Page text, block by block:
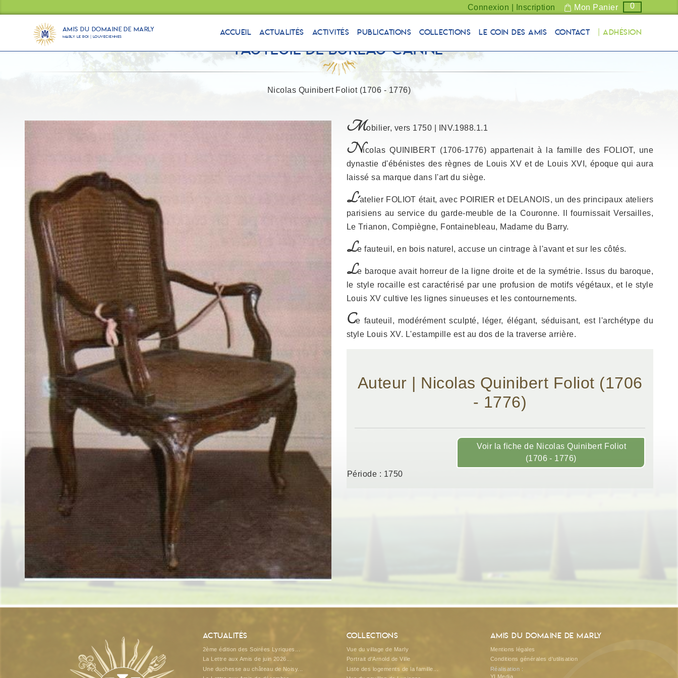
Connexion | Inscription Mon Panier 0
Amis du Domaine de Marly
Marly Le Roi | Louveciennes
Accueil Actualités Activités Publications Collections Le coin des Amis Contact | Adhésion
Fauteuil de bureau canné
Nicolas Quinibert Foliot (1706 - 1776)
Mobilier, vers 1750 | INV.1988.1.1
Nicolas QUINIBERT (1706-1776) appartenait à la famille des FOLIOT, une
dynastie d'ébénistes des règnes de Louis XV et de Louis XVI, époque qui aura
laissé sa marque dans l'art du siège.
L'atelier FOLIOT était, avec POIRIER et DELANOIS, un des principaux ateliers
parisiens au service du garde-meuble de la Couronne. Il fournissait Versailles,
Le Trianon, Compiègne, Fontainebleau, Madame du Barry.
Le fauteuil, en bois naturel, accuse un cintrage à l'avant et sur les côtés.
Le baroque avait horreur de la ligne droite et de la symétrie. Issus du baroque,
le style rocaille est caractérisé par une profusion de motifs végétaux, et le style
Louis XV cultive les lignes sinueuses et les contournements.
Ce fauteuil, modérément sculpté, léger, élégant, séduisant, est l'archétype du
style Louis XV. L'estampille est au dos de la traverse arrière.
Auteur | Nicolas Quinibert Foliot (1706
- 1776)
Voir la fiche de Nicolas Quinibert Foliot
(1706 - 1776)
Période : 1750
Actualités
2ème édition des Soirées Lyriques...
La Lettre aux Amis de juin 2026...
Une duchesse au château de Noisy...
Collections
Vue du village de Marly
Portrait d'Arnold de Ville
Liste des logements de la famille...
Amis du Domaine de Marly
Mentions légales
Conditions générales d'utilisation
Réalisation :
YLMedia